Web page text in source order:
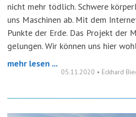
nicht mehr tödlich. Schwere
uns Maschinen ab. Mit dem
Punkte der Erde. Das Projekt der
gelungen. Wir können uns hier
mehr lesen ...
05.11.2020 • Eckhard